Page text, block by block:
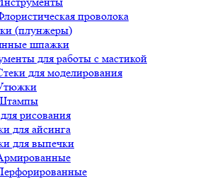
проволока
(плунжеры)
шпажки
для работы с мастикой
для моделирования
рисования
для айсинга
для выпечки